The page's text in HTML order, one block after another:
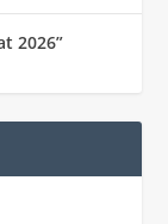
2026”